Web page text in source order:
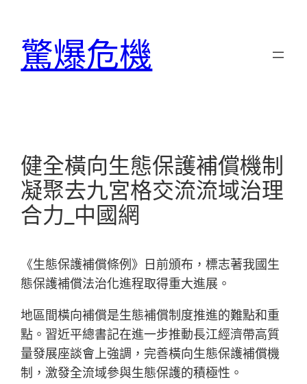
驚爆危機
健全橫向生態保護補償機制
凝聚去九宮格交流流域治理
合力_中國網
《生態保護補償條例》日前頒布，標志著我國生
態保護補償法治化進程取得重大進展。
地區間橫向補償是生態補償制度推進的難點和重
點。習近平總書記在進一步推動長江經濟帶高質
量發展座談會上強調，完善橫向生態保護補償機
制，激發全流域參與生態保護的積極性。